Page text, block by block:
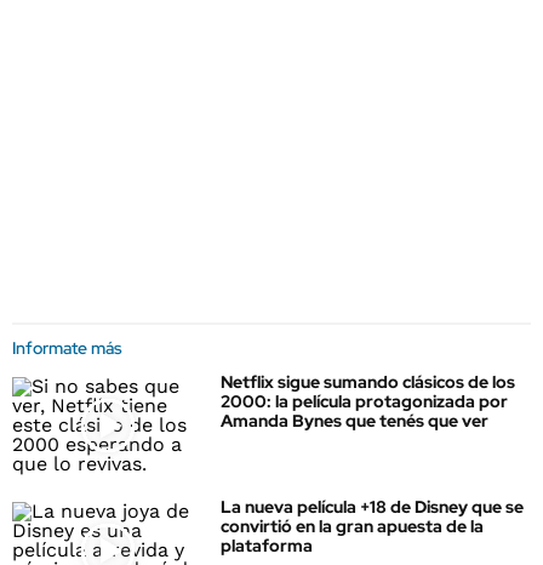
Informate más
Netflix sigue sumando clásicos de los
2000: la película protagonizada por
Amanda Bynes que tenés que ver
La nueva película +18 de Disney que se
convirtió en la gran apuesta de la
plataforma